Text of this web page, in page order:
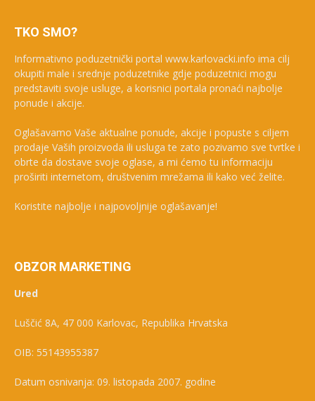
TKO SMO?
Informativno poduzetnički portal www.karlovacki.info ima cilj
okupiti male i srednje poduzetnike gdje poduzetnici mogu
predstaviti svoje usluge, a korisnici portala pronaći najbolje
ponude i akcije.
Oglašavamo Vaše aktualne ponude, akcije i popuste s ciljem
prodaje Vaših proizvoda ili usluga te zato pozivamo sve tvrtke i
obrte da dostave svoje oglase, a mi ćemo tu informaciju
proširiti internetom, društvenim mrežama ili kako već želite.
Koristite najbolje i najpovoljnije oglašavanje!
OBZOR MARKETING
Ured
Luščić 8A, 47 000 Karlovac, Republika Hrvatska
OIB: 55143955387
Datum osnivanja: 09. listopada 2007. godine